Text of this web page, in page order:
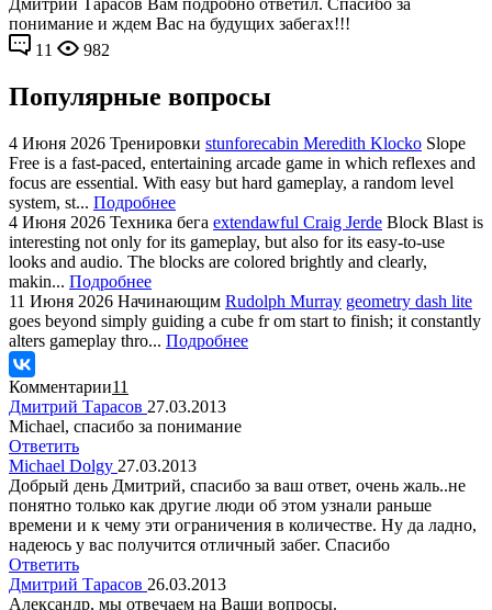
Дмитрий Тарасов Вам подробно ответил. Спасибо за
понимание и ждем Вас на будущих забегах!!!
11
982
Популярные вопросы
4 Июня 2026 Тренировки stunforecabin Meredith Klocko Slope
Free is a fast-paced, entertaining arcade game in which reflexes and
focus are essential. With easy but hard gameplay, a random level
system, st... Подробнее
4 Июня 2026 Техника бега extendawful Craig Jerde Block Blast is
interesting not only for its gameplay, but also for its easy-to-use
looks and audio. The blocks are colored brightly and clearly,
makin... Подробнее
11 Июня 2026 Начинающим Rudolph Murray geometry dash lite
goes beyond simply guiding a cube fr om start to finish; it constantly
alters gameplay thro... Подробнее
Комментарии11
Дмитрий Тарасов 27.03.2013
Michael, спасибо за понимание
Ответить
Michael Dolgy 27.03.2013
Добрый день Дмитрий, спасибо за ваш ответ, очень жаль..не
понятно только как другие люди об этом узнали раньше
времени и к чему эти ограничения в количестве. Ну да ладно,
надеюсь у вас получится отличный забег. Спасибо
Ответить
Дмитрий Тарасов 26.03.2013
Александр, мы отвечаем на Ваши вопросы.